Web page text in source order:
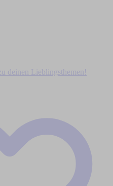
deinen Lieblingsthemen!